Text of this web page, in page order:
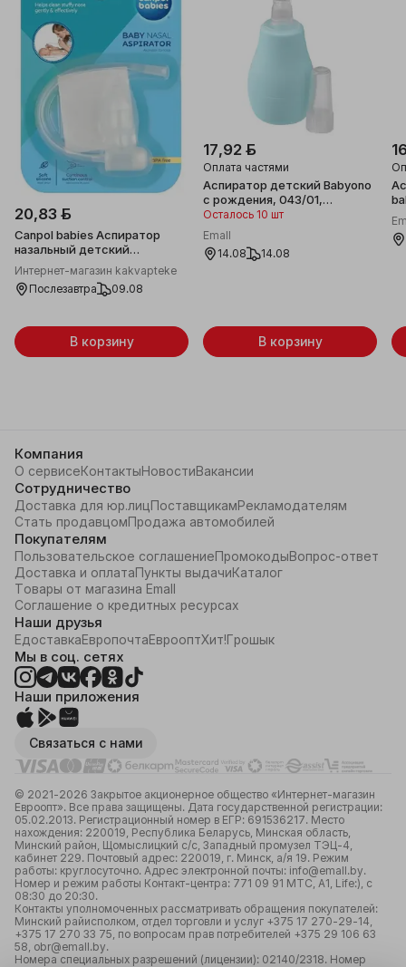
20,83 ƃ
Canpol babies Аспиратор
назальный детский
(силиконовый) 56/007
Интернет-магазин kakvapteke
Послезавтра
09.08
В корзину
17,92 ƃ
Оплата частями
Аспиратор детский Babyono
с рождения, 043/01,
бирюзовый
Осталось 10 шт
Emall
14.08
14.08
В корзину
Компания
О сервисеКонтактыНовостиВакансии
Сотрудничество
Доставка для юр.лицПоставщикамРекламодателям
Стать продавцомПродажа автомобилей
Покупателям
Пользовательское соглашениеПромокодыВопрос-ответ
Доставка и оплатаПункты выдачиКаталог
Товары от магазина Emall
Соглашение о кредитных ресурсах
Наши друзья
ЕдоставкаЕвропочтаЕврооптХит!Грошык
Мы в соц. сетях
Наши приложения
Связаться с нами
© 2021-2026 Закрытое акционерное общество «Интернет-магазин
Евроопт». Все права защищены. Дата государственной регистрации:
05.02.2013. Регистрационный номер в ЕГР: 691536217. Место
нахождения: 220019, Республика Беларусь, Минская область,
Минский район, Щомыслицкий с/с, Западный промузел ТЭЦ-4,
кабинет 229. Почтовый адрес: 220019, г. Минск, а/я 19. Режим
работы: круглосуточно. Адрес электронной почты: info@emall.by.
Номер и режим работы Контакт-центра: 771 09 91 МТС, А1, Life:), с
08:30 до 20:30.
Контакты уполномоченных рассматривать обращения покупателей:
Минский райисполком, отдел торговли и услуг +375 17 270-29-14,
+375 17 270 33 75, по вопросам прав потребителей +375 29 106 63
58, obr@emall.by.
Номера специальных разрешений (лицензии): 02140/2318. Номер